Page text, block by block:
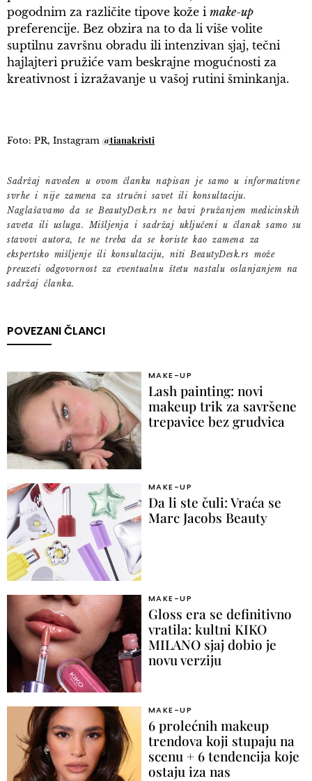
pogodnim za različite tipove kože i make-up
preferencije. Bez obzira na to da li više volite
suptilnu završnu obradu ili intenzivan sjaj, tečni
hajlajteri pružiće vam beskrajne mogućnosti za
kreativnost i izražavanje u vašoj rutini šminkanja.
Foto: PR, Instagram @tianakristi
Sadržaj naveden u ovom članku napisan je samo u informativne
svrhe i nije zamena za stručni savet ili konsultaciju.
Naglašavamo da se BeautyDesk.rs ne bavi pružanjem medicinskih
saveta ili usluga. Mišljenja i sadržaj uključeni u članak samo su
stavovi autora, te ne treba da se koriste kao zamena za
ekspertsko mišljenje ili konsultaciju, niti BeautyDesk.rs može
preuzeti odgovornost za eventualnu štetu nastalu oslanjanjem na
sadržaj članka.
POVEZANI ČLANCI
MAKE-UP
Lash painting: novi
makeup trik za savršene
trepavice bez grudvica
MAKE-UP
Da li ste čuli: Vraća se
Marc Jacobs Beauty
MAKE-UP
Gloss era se definitivno
vratila: kultni KIKO
MILANO sjaj dobio je
novu verziju
MAKE-UP
6 prolećnih makeup
trendova koji stupaju na
scenu + 6 tendencija koje
ostaju iza nas